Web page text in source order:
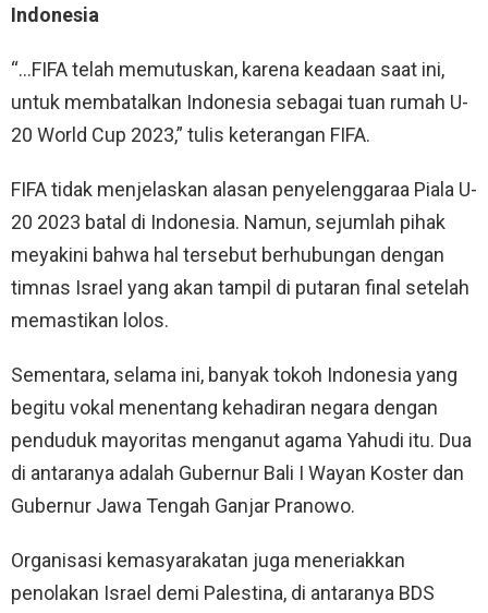
Indonesia
“…FIFA telah memutuskan, karena keadaan saat ini,
untuk membatalkan Indonesia sebagai tuan rumah U-
20 World Cup 2023,” tulis keterangan FIFA.
FIFA tidak menjelaskan alasan penyelenggaraa Piala U-
20 2023 batal di Indonesia. Namun, sejumlah pihak
meyakini bahwa hal tersebut berhubungan dengan
timnas Israel yang akan tampil di putaran final setelah
memastikan lolos.
Sementara, selama ini, banyak tokoh Indonesia yang
begitu vokal menentang kehadiran negara dengan
penduduk mayoritas menganut agama Yahudi itu. Dua
di antaranya adalah Gubernur Bali I Wayan Koster dan
Gubernur Jawa Tengah Ganjar Pranowo.
Organisasi kemasyarakatan juga meneriakkan
penolakan Israel demi Palestina, di antaranya BDS